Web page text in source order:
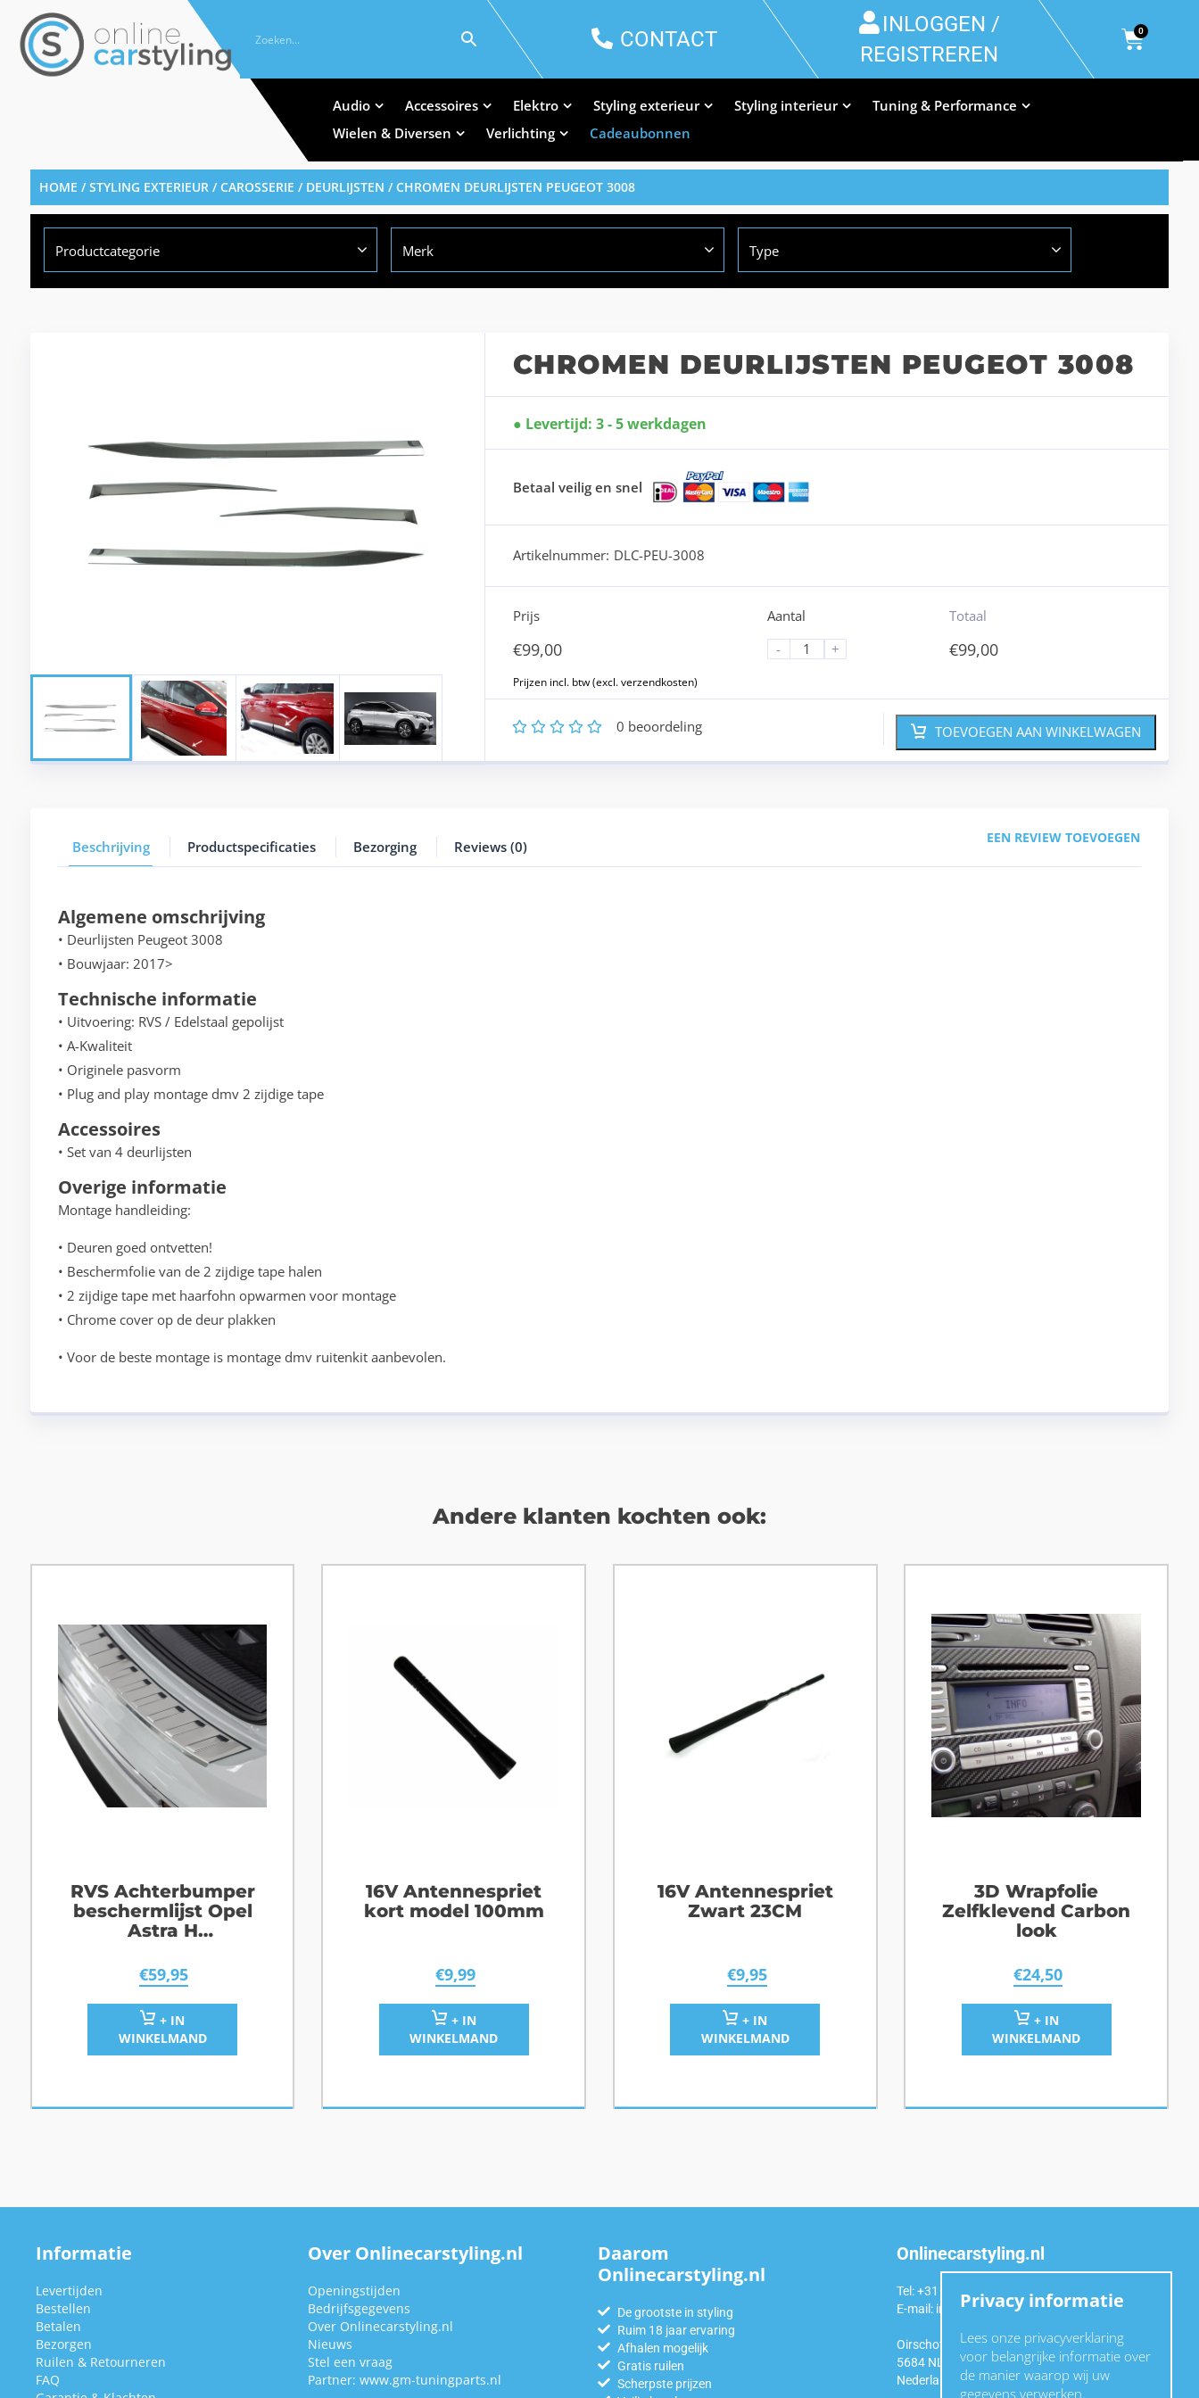
CONTACT
INLOGGEN /
REGISTREREN
0
Audio Accessoires Elektro Styling exterieur Styling interieur
Tuning & Performance
Wielen & Diversen
Verlichting Cadeaubonnen
HOME /STYLING EXTERIEUR/CAROSSERIE / DEURLIJSTEN / CHROMEN DEURLIJSTEN PEUGEOT 3008
Productcategorie Merk Type
CHROMEN DEURLIJSTEN PEUGEOT 3008
Levertijd: 3 - 5 werkdagen
Betaal veilig en snel
Artikelnummer: DLC-PEU-3008
Prijs
€99,00
Aantal
-
+
Totaal
€99,00
5
4
3
2 0 beoordeling TOEVOEGEN AAN WINKELWAGEN
Beschrijving Productspecificaties Bezorging Reviews (0)
EEN REVIEW TOEVOEGEN
Algemene omschrijving
• Deurlijsten Peugeot 3008
• Bouwjaar: 2017>
Technische informatie
• Uitvoering: RVS / Edelstaal gepolijst
• A-Kwaliteit
• Originele pasvorm
• Plug and play montage dmv 2 zijdige tape
Accessoires
• Set van 4 deurlijsten
Overige informatie
Montage handleiding:
• Deuren goed ontvetten!
• Beschermfolie van de 2 zijdige tape halen
• 2 zijdige tape met haarfohn opwarmen voor montage
• Chrome cover op de deur plakken
• Voor de beste montage is montage dmv ruitenkit aanbevolen.
Andere klanten kochten ook:
RVS Achterbumper
beschermlijst Opel
Astra H
€59,95
+ IN
WINKELMAND
16V Antennespriet
kort model 100mm
€9,99
+ IN
WINKELMAND
16V Antennespriet
Zwart 23CM
€9,95
+ IN
WINKELMAND
3D Wrapfolie
Zelfklevend Carbon
look
€24,50
+ IN
WINKELMAND
Informatie
Levertijden
Bestellen
Betalen
Bezorgen
Ruilen & Retourneren
FAQ
Over Onlinecarstyling.nl
Openingstijden
Bedrijfsgegevens
Over Onlinecarstyling.nl
Nieuws
Stel een vraag
Partner: www.gm-tuningparts.nl
Daarom
Onlinecarstyling.nl
De grootste in styling
Ruim 18 jaar ervaring
Afhalen mogelijk
Gratis ruilen
Scherpste prijzen
Onlinecarstyling.nl
Tel: +31 (0)6 54 98 49 99
E-mail: info@onlinecarstyling.nl
Oirschotseweg 92a
5684 NL Best
Nederland
Privacy informatie
Lees onze privacyverklaring
voor belangrijke informatie over
de manier waarop wij uw
gegevens verwerken.